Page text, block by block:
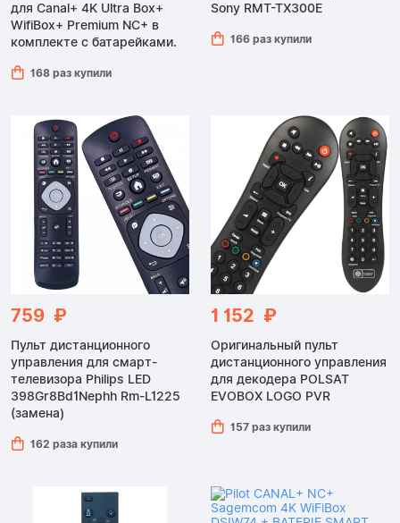
для Canal+ 4K Ultra Box+
WifiBox+ Premium NC+ в
комплекте с батарейками.
168 раз купили
Sony RMT-TX300E
166 раз купили
759 ₽
Пульт дистанционного
управления для смарт-
телевизора Philips LED
398Gr8Bd1Nephh Rm-L1225
(замена)
162 раза купили
1 152 ₽
Оригинальный пульт
дистанционного управления
для декодера POLSAT
EVOBOX LOGO PVR
157 раз купили